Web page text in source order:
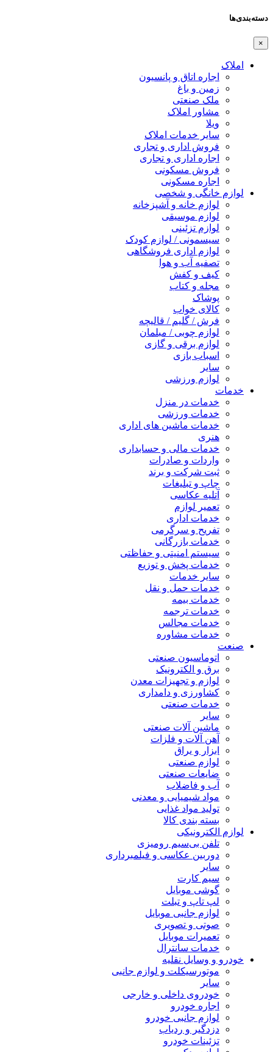
دسته‌بندی‌ها
×
املاک
اجاره اتاق و پانسیون
زمین و باغ
ملک صنعتی
مشاور املاک
ویلا
سایر خدمات املاک
فروش اداری و تجاری
اجاره اداری و تجاری
فروش مسکونی
اجاره مسکونی
لوازم خانگی و شخصی
لوازم خانه و آشپزخانه
لوازم موسیقی
لوازم تزئینی
سیسمونی / لوازم کودک
لوازم اداری فروشگاهی
تصفیه آب و هوا
کیف و کفش
مجله و کتاب
پوشاک
کالای خواب
فرش / گلیم / قالیچه
لوازم چوبی / مبلمان
لوازم برقی و گازی
اسباب بازی
سایر
لوازم ورزشی
خدمات
خدمات در منزل
خدمات ورزشی
خدمات ماشین های اداری
هنری
خدمات مالی و حسابداری
واردات و صادرات
ثبت شرکت و برند
چاپ و تبلیغات
آتلیه عکاسی
تعمیر لوازم
خدمات اداری
تفریح و سرگرمی
خدمات بازرگانی
سیستم امنیتی و حفاظتی
خدمات پخش و توزیع
سایر خدمات
خدمات حمل و نقل
خدمات بیمه
خدمات ترجمه
خدمات مجالس
خدمات مشاوره
صنعت
اتوماسیون صنعتی
برق و الکترونیک
لوازم و تجهیزات معدن
کشاورزی و دامداری
خدمات صنعتی
سایر
ماشین آلات صنعتی
آهن آلات و فلزات
ابزار و یراق
لوازم صنعتی
ضایعات صنعتی
آب و فاضلاب
مواد شیمیایی و معدنی
تولید مواد غذایی
بسته بندی کالا
لوازم الکترونیکی
تلفن بی‌سیم رومیزی
دوربین عکاسی و فیلمبرداری
سایر
سیم کارت
گوشی موبایل
لپ تاپ و تبلت
لوازم جانبی موبایل
صوتی و تصویری
تعمیرات موبایل
خدمات سانترال
خودرو و وسایل نقلیه
موتورسیکلت و لوازم جانبی
سایر
خودروی داخلی و خارجی
اجاره خودرو
لوازم جانبی خودرو
دزدگیر و ردیاب
تزئینات خودرو